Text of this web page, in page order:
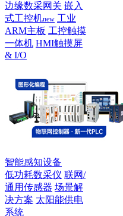
边缘数采网关 嵌入
式工控机new 工业
ARM主板 工控触摸
一体机 HMI触摸屏
& I/O
智能感知设备
低功耗数采仪 联网/
通用传感器 场景解
决方案 太阳能供电
系统